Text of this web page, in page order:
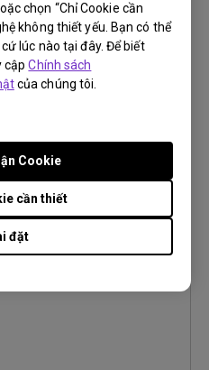
chọn “Chỉ Cookie cần
không thiết yếu. Bạn có thể
lúc nào tại đây. Để biết
cậpChính sách
của chúng tôi.
đặt
cần thiết
Cookie